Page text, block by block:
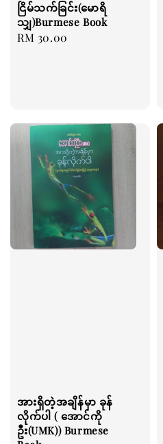
ငြိမ်သက်ခြင်း(မောရိ
သျှ)Burmese Book
Regular
RM 30.00
အားရှိတဲ့အချိန်မှာ ခုန်
လိုက်ပါ ( အောင်ကို
ဦး(UMK)) Burmese